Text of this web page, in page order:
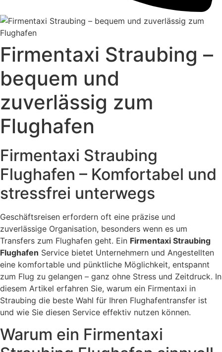
Firmentaxi Straubing –
bequem und
zuverlässig zum
Flughafen
Firmentaxi Straubing
Flughafen – Komfortabel und
stressfrei unterwegs
Geschäftsreisen erfordern oft eine präzise und
zuverlässige Organisation, besonders wenn es um
Transfers zum Flughafen geht. Ein Firmentaxi Straubing
Flughafen Service bietet Unternehmern und Angestellten
eine komfortable und pünktliche Möglichkeit, entspannt
zum Flug zu gelangen – ganz ohne Stress und Zeitdruck. In
diesem Artikel erfahren Sie, warum ein Firmentaxi in
Straubing die beste Wahl für Ihren Flughafentransfer ist
und wie Sie diesen Service effektiv nutzen können.
Warum ein Firmentaxi